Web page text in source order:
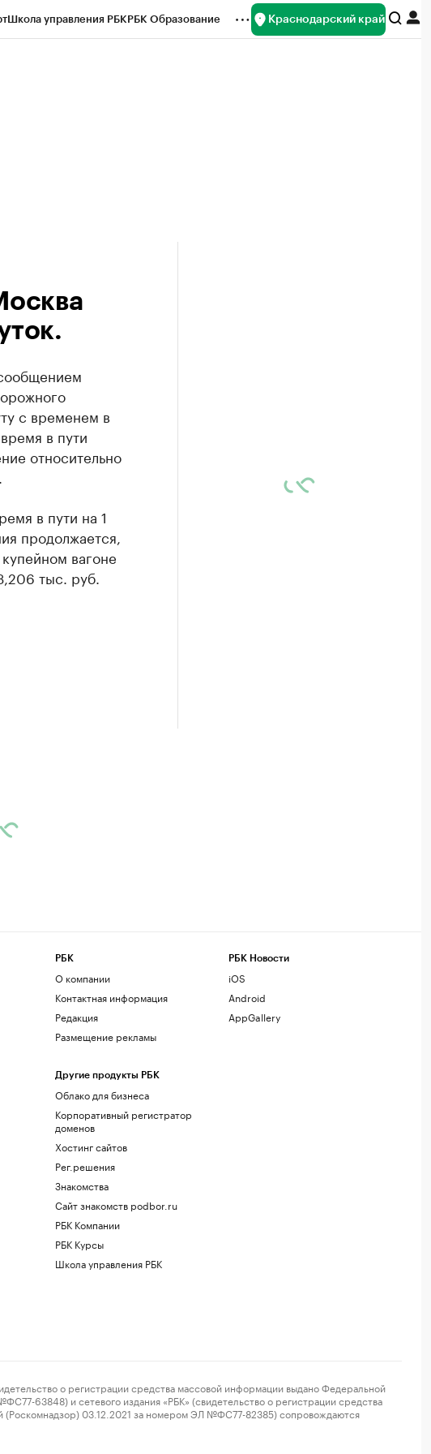
Школа управления РБКРБК Образование Краснодарский край
с временем в
в пути
относительно
в пути на 1
продолжается,
вагоне
тыс. руб.
РБК
О компании
Контактная информация
Редакция
Размещение рекламы
Другие продукты РБК
Облако для бизнеса
Корпоративный регистратор
доменов
Хостинг сайтов
Рег.решения
Знакомства
Сайт знакомств podbor.ru
РБК Компании
РБК Курсы
Школа управления РБК
РБК Новости
iOS
Android
AppGallery
о регистрации средства массовой информации выдано Федеральной
63848) и сетевого издания «РБК» (свидетельство о регистрации средства
(Роскомнадзор) 03.12.2021 за номером ЭЛ №ФС77-82385) сопровождаются